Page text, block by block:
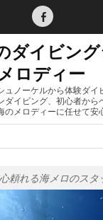
Facebook
ダイビン
ロディー
ュノーケルから体験ダイ
ダイビング、初心者から
のメロディーに任せて安
頼れる海メロのスタ